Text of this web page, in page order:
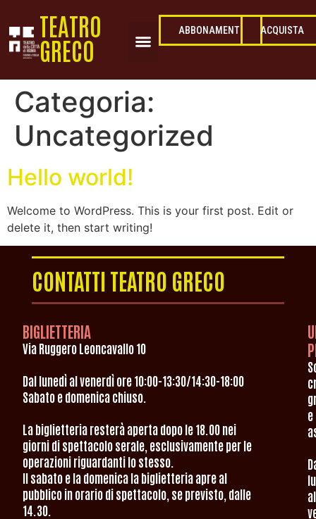
TEATRO
GRECO
ABBONAMENTI ACQUISTA
Categoria:
Uncategorized
Hello world!
Welcome to WordPress. This is your first post. Edit or
delete it, then start writing!
CONTATTI TEATRO GRECO
BIGLIETTERIA
Via Ruggero Leoncavallo 10
Dal lunedì al venerdì ore 10:00-13:30/14:30-18:00
Sabato e domenica chiuso.
La biglietteria resterà aperta dopo le 18.00 nei
giorni di spettacolo serale, esclusivamente per le
operazioni riguardanti lo stesso.
Il sabato e la domenica la biglietteria apre al
pubblico in orario di spettacolo, se previsto, dalle
14.30.
e
al